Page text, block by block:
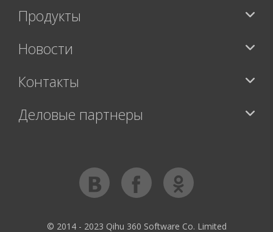
Продукты
Новости
Контакты
Деловые партнеры
© 2014 - 2023 Qihu 360 Software Co. Limited